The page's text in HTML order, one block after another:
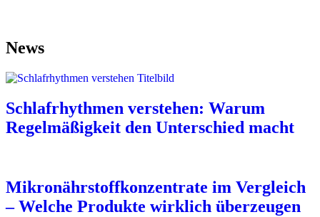
News
Schlafrhythmen verstehen: Warum
Regelmäßigkeit den Unterschied macht
Mikronährstoffkonzentrate im Vergleich
– Welche Produkte wirklich überzeugen